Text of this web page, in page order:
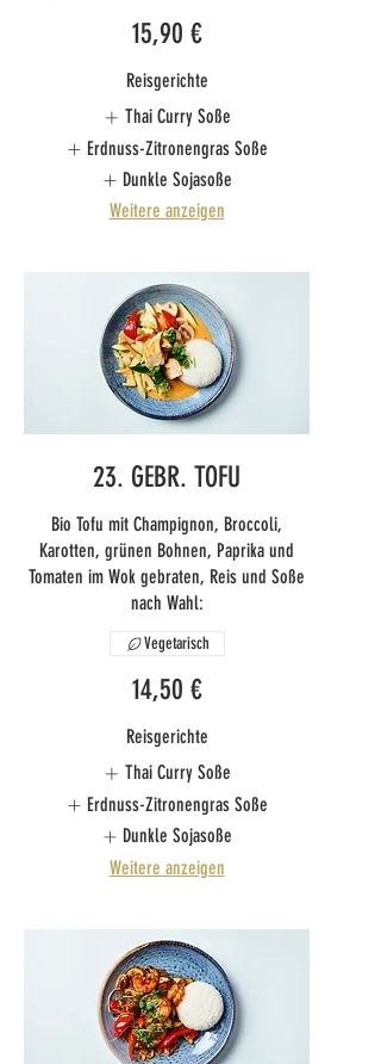
15,90 €
Reisgerichte
Thai Curry Soße
Erdnuss-Zitronengras Soße
Dunkle Sojasoße
Weitere anzeigen
23. GEBR. TOFU
Bio Tofu mit Champignon, Broccoli,
Karotten, grünen Bohnen, Paprika und
Tomaten im Wok gebraten, Reis und Soße
nach Wahl:
14,50 €
Vegetarisch
Reisgerichte
Thai Curry Soße
Erdnuss-Zitronengras Soße
Dunkle Sojasoße
Weitere anzeigen